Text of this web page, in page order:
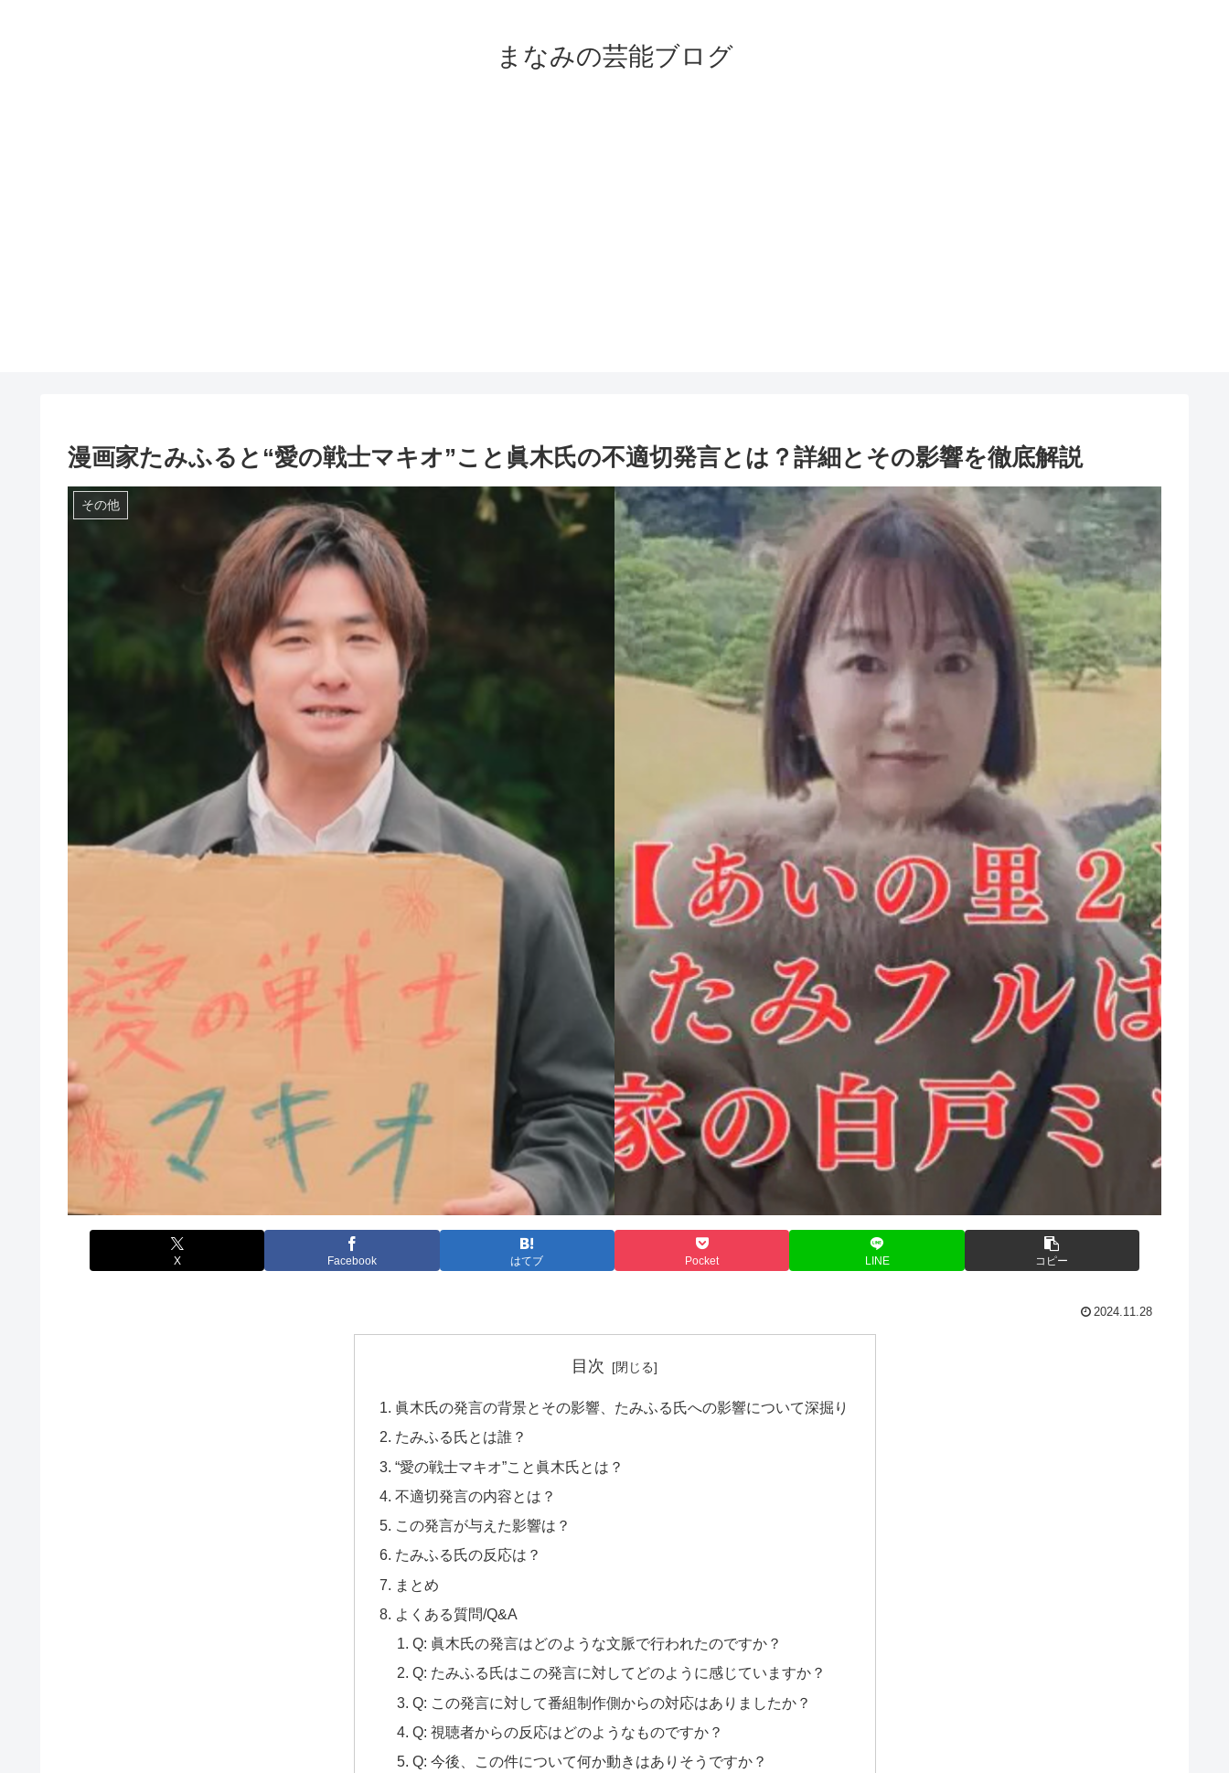
まなみの芸能ブログ
漫画家たみふると“愛の戦士マキオ”こと眞木氏の不適切発言とは？詳細とその影響を徹底解説
その他
X Facebook はてブ Pocket LINE コピー
2024.11.28
目次
眞木氏の発言の背景とその影響、たみふる氏への影響について深掘り
たみふる氏とは誰？
“愛の戦士マキオ”こと眞木氏とは？
不適切発言の内容とは？
この発言が与えた影響は？
たみふる氏の反応は？
まとめ
よくある質問/Q&A
Q: 眞木氏の発言はどのような文脈で行われたのですか？
Q: たみふる氏はこの発言に対してどのように感じていますか？
Q: この発言に対して番組制作側からの対応はありましたか？
Q: 視聴者からの反応はどのようなものですか？
Q: 今後、この件について何か動きはありそうですか？